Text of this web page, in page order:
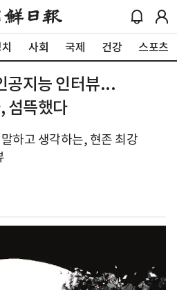
사회 국제 건강 스포츠
공지능 인터뷰...
섬뜩했다
하고 생각하는, 현존 최강